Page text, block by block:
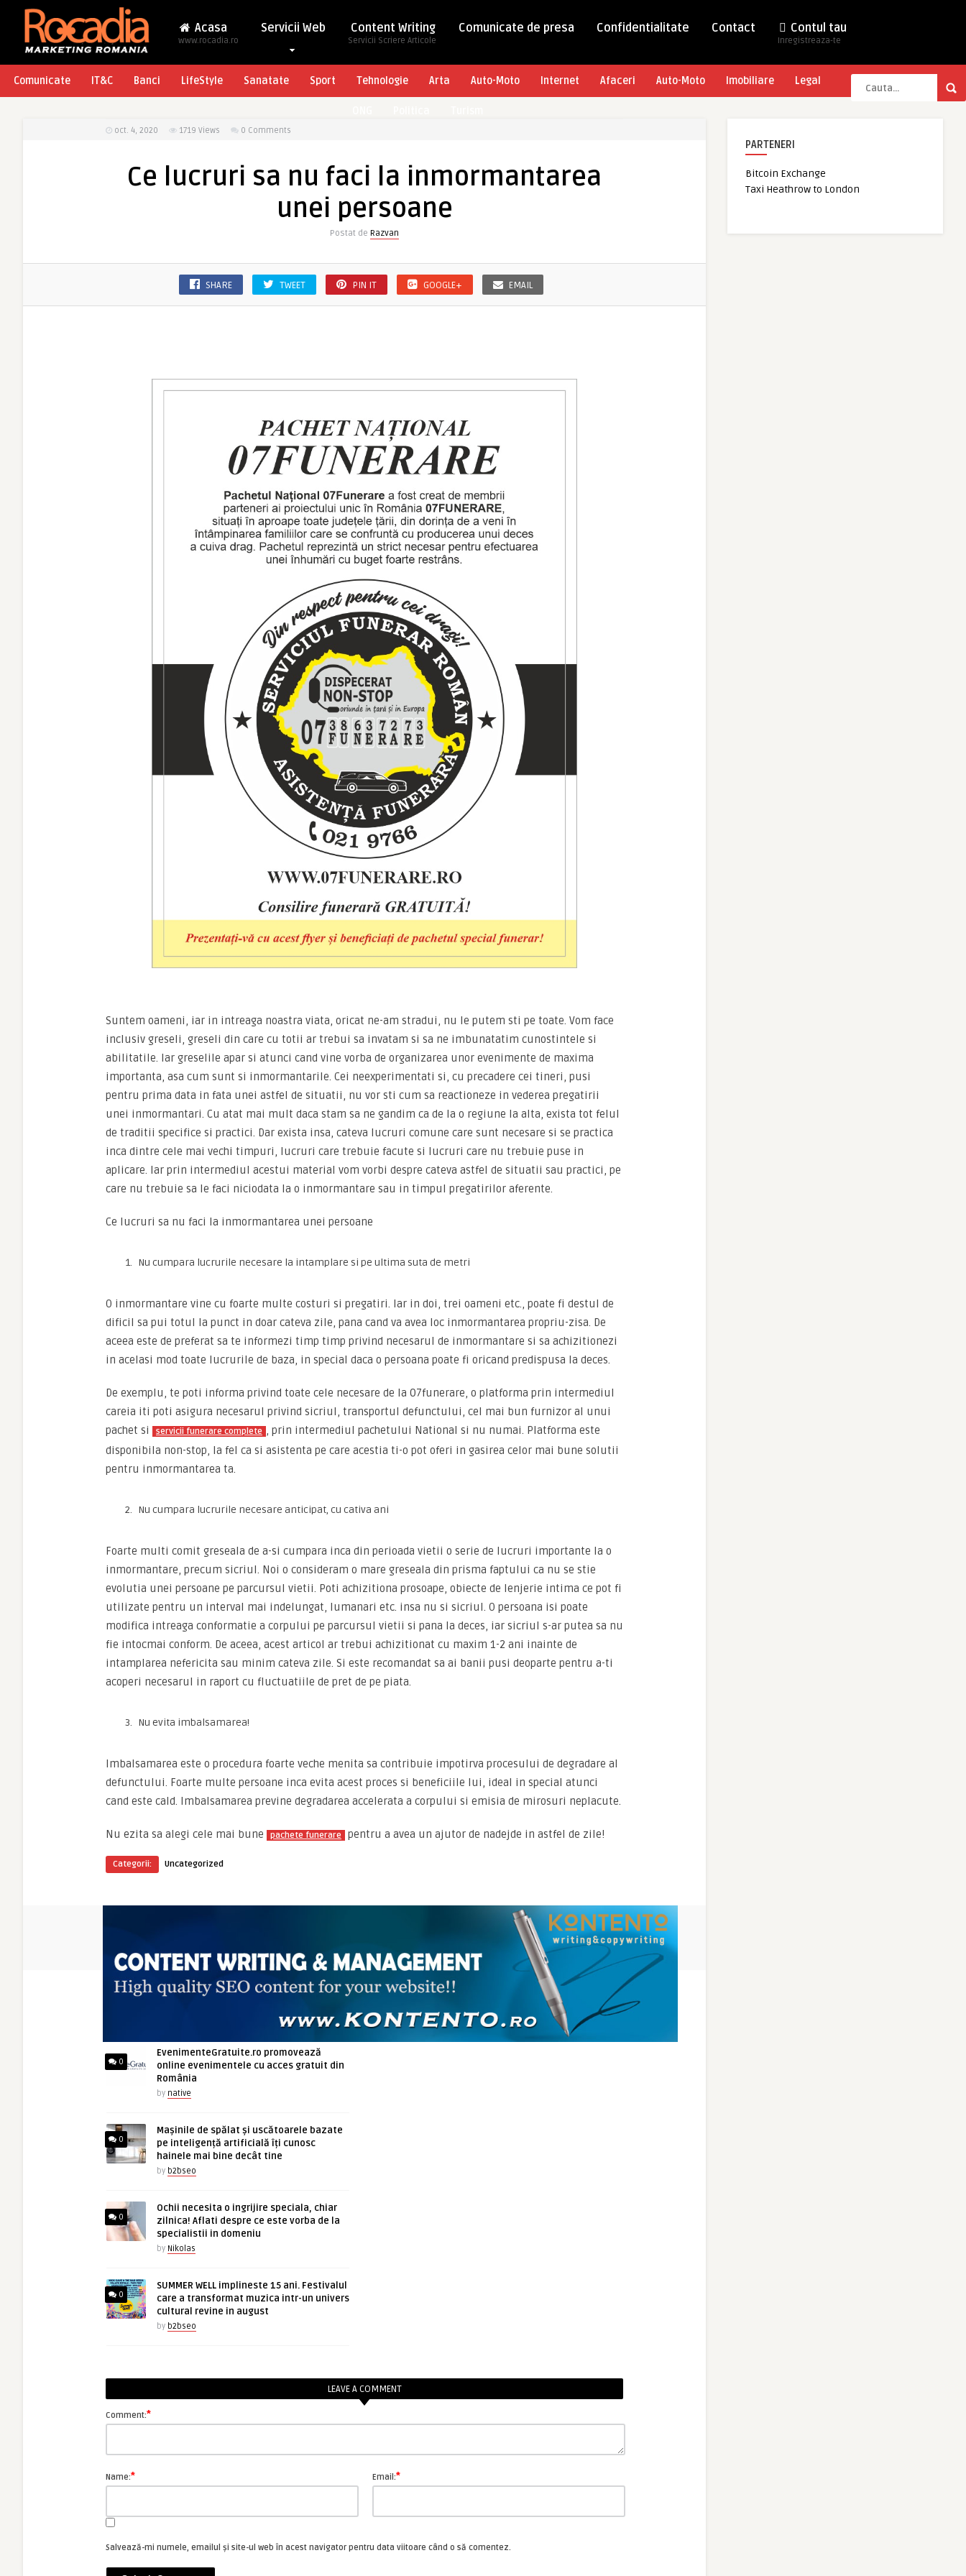
Acasa
www.rocadia.ro
Servicii Web Content Writing
Servicii Scriere Articole
Comunicate de presa Confidentialitate Contact Contul tau
Inregistreaza-te
Comunicate IT&C Banci LifeStyle Sanatate Sport Tehnologie Arta Auto-Moto Internet Afaceri Auto-Moto Imobiliare Legal
oct. 4, 2020 1719 Views 0 Comments
Ce lucruri sa nu faci la inmormantarea
unei persoane
Postat de Razvan
SHARE TWEET PIN IT GOOGLE+ EMAIL
Suntem oameni, iar in intreaga noastra viata, oricat ne-am stradui, nu le putem sti pe toate. Vom face
inclusiv greseli, greseli din care cu totii ar trebui sa invatam si sa ne imbunatatim cunostintele si
abilitatile. Iar greselile apar si atunci cand vine vorba de organizarea unor evenimente de maxima
importanta, asa cum sunt si inmormantarile. Cei neexperimentati si, cu precadere cei tineri, pusi
pentru prima data in fata unei astfel de situatii, nu vor sti cum sa reactioneze in vederea pregatirii
unei inmormantari. Cu atat mai mult daca stam sa ne gandim ca de la o regiune la alta, exista tot felul
de traditii specifice si practici. Dar exista insa, cateva lucruri comune care sunt necesare si se practica
inca dintre cele mai vechi timpuri, lucruri care trebuie facute si lucruri care nu trebuie puse in
aplicare. Iar prin intermediul acestui material vom vorbi despre cateva astfel de situatii sau practici, pe
care nu trebuie sa le faci niciodata la o inmormantare sau in timpul pregatirilor aferente.
Ce lucruri sa nu faci la inmormantarea unei persoane
Nu cumpara lucrurile necesare la intamplare si pe ultima suta de metri
O inmormantare vine cu foarte multe costuri si pregatiri. Iar in doi, trei oameni etc., poate fi destul de
dificil sa pui totul la punct in doar cateva zile, pana cand va avea loc inmormantarea propriu-zisa. De
aceea este de preferat sa te informezi timp timp privind necesarul de inmormantare si sa achizitionezi
in acelasi mod toate lucrurile de baza, in special daca o persoana poate fi oricand predispusa la deces.
De exemplu, te poti informa privind toate cele necesare de la 07funerare, o platforma prin intermediul
careia iti poti asigura necesarul privind sicriul, transportul defunctului, cel mai bun furnizor al unui
pachet si
servicii funerare complete , prin intermediul pachetului National si nu numai. Platforma este
disponibila non-stop, la fel ca si asistenta pe care acestia ti-o pot oferi in gasirea celor mai bune solutii
pentru inmormantarea ta.
Nu cumpara lucrurile necesare anticipat, cu cativa ani
Foarte multi comit greseala de a-si cumpara inca din perioada vietii o serie de lucruri importante la o
inmormantare, precum sicriul. Noi o consideram o mare greseala din prisma faptului ca nu se stie
evolutia unei persoane pe parcursul vietii. Poti achizitiona prosoape, obiecte de lenjerie intima ce pot fi
utilizate pentru un interval mai indelungat, lumanari etc. insa nu si sicriul. O persoana isi poate
modifica intreaga conformatie a corpului pe parcursul vietii si pana la deces, iar sicriul s-ar putea sa nu
fie intocmai conform. De aceea, acest articol ar trebui achizitionat cu maxim 1-2 ani inainte de
intamplarea nefericita sau minim cateva zile. Si este recomandat sa ai banii pusi deoparte pentru a-ti
acoperi necesarul in raport cu fluctuatiile de pret de pe piata.
Nu evita imbalsamarea!
Imbalsamarea este o procedura foarte veche menita sa contribuie impotirva procesului de degradare al
defunctului. Foarte multe persoane inca evita acest proces si beneficiile lui, ideal in special atunci
cand este cald. Imbalsamarea previne degradarea accelerata a corpului si emisia de mirosuri neplacute.
Nu ezita sa alegi cele mai bune pachete funerare pentru a avea un ajutor de nadejde in astfel de zile!
Categorii: Uncategorized
0
EvenimenteGratuite.ro promovează
online evenimentele cu acces gratuit din
România
by native
0
Mașinile de spălat și uscătoarele bazate
pe inteligență artificială îți cunosc
hainele mai bine decât tine
by b2bseo
0
Ochii necesita o ingrijire speciala, chiar
zilnica! Aflati despre ce este vorba de la
specialistii in domeniu
by Nikolas
0
SUMMER WELL implineste 15 ani. Festivalul
care a transformat muzica intr-un univers
cultural revine in august
by b2bseo
ARTICOLE ASEMANATOARE
LEAVE A COMMENT
Comment:*
Name:* Email:*
Salvează-mi numele, emailul și site-ul web în acest navigator pentru data viitoare când o să comentez.
PARTENERI
Bitcoin Exchange
Taxi Heathrow to London